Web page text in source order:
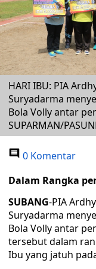
HARI IBU: PIA
Suryadarma
Bola Volly antar
SUPARMAN/
0 Komentar
Dalam Rangka
SUBANG-PIA
Suryadarma
Bola Volly antar
tersebut dalam
Ibu yang jatuh